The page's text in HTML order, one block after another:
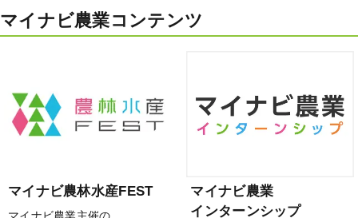
マイナビ農業コンテンツ
マイナビ農林水産FEST
マイナビ農業
インターンシップ